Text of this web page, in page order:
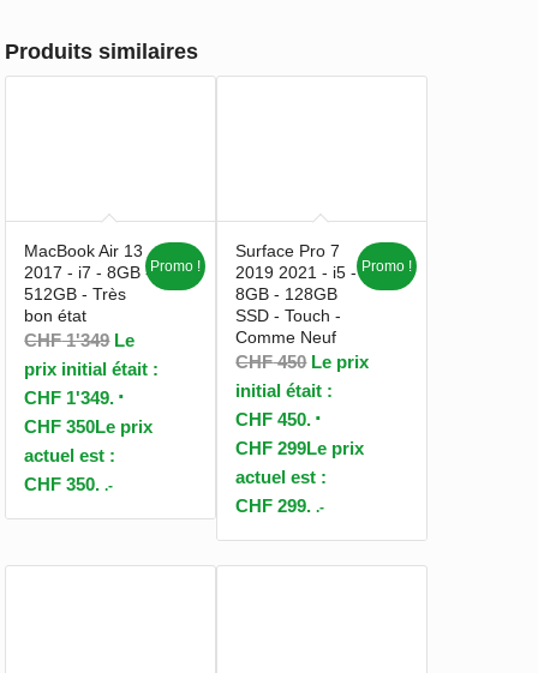
Produits similaires
MacBook Air 13
2017 - i7 - 8GB -
512GB - Très
bon état
CHF1'349 Le
prix initial était :
CHF 1'349.
CHF 350Le prix
actuel est :
CHF 350. .-
Promo !
Surface Pro 7
2019 2021 - i5 -
8GB - 128GB
SSD - Touch -
Comme Neuf
CHF450 Le prix
initial était :
CHF 450.
CHF 299Le prix
actuel est :
CHF 299. .-
Promo !